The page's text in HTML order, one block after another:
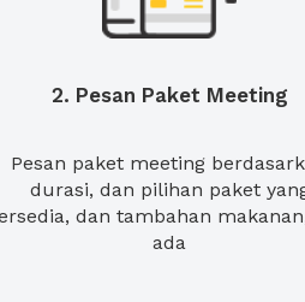
2. Pesan Paket Meeting
Pesan paket meeting
durasi, dan pilihan paket
dan tambahan
ada